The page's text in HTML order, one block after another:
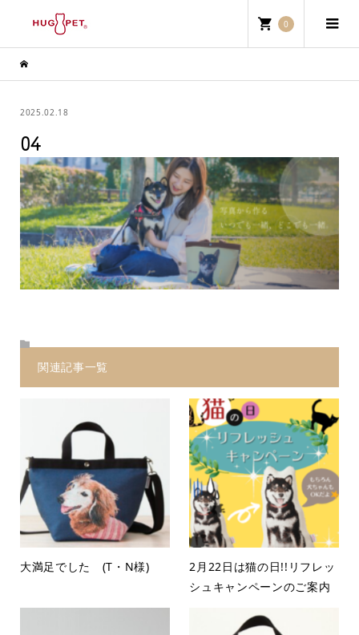
0
2025.02.18
04
関連記事一覧
大満足でした (T・N様)
2月22日は猫の日!!リフレッ
シュキャンペーンのご案内